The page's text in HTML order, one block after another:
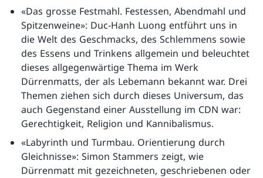
«Das grosse Festmahl. Festessen, Abendmahl und
Spitzenweine»: Duc-Hanh Luong entführt uns in
die Welt des Geschmacks, des Schlemmens sowie
des Essens und Trinkens allgemein und beleuchtet
dieses allgegenwärtige Thema im Werk
Dürrenmatts, der als Lebemann bekannt war. Drei
Themen ziehen sich durch dieses Universum, das
auch Gegenstand einer Ausstellung im CDN war:
Gerechtigkeit, Religion und Kannibalismus.
«Labyrinth und Turmbau. Orientierung durch
Gleichnisse»: Simon Stammers zeigt, wie
Dürrenmatt mit gezeichneten, geschriebenen oder